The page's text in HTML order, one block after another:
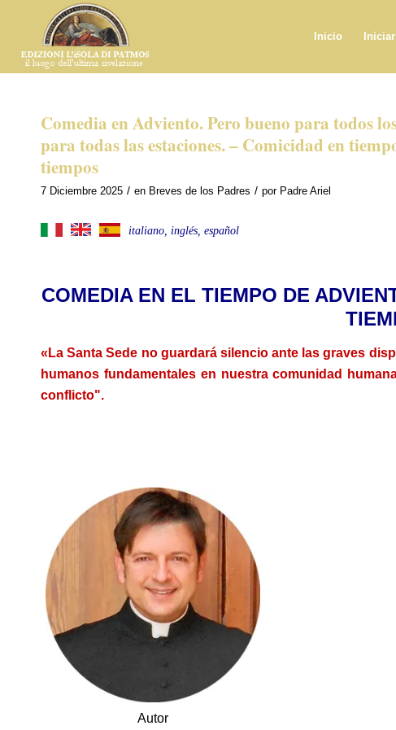
Inicio
Comedia en Adviento. Pero bueno para todos
para todas las estaciones. – Comicidad en
tiempos
7 Diciembre 2025 / en Breves de los Padres / por Padre Ariel
italiano, inglés, español
COMEDIA EN EL TIEMPO DE
«La Santa Sede no guardará silencio ante las graves
humanos fundamentales en nuestra comunidad
conflicto".
Autor